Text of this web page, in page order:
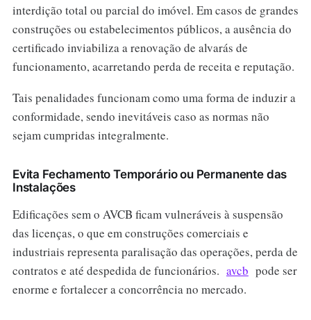
interdição total ou parcial do imóvel. Em casos de grandes
construções ou estabelecimentos públicos, a ausência do
certificado inviabiliza a renovação de alvarás de
funcionamento, acarretando perda de receita e reputação.
Tais penalidades funcionam como uma forma de induzir a
conformidade, sendo inevitáveis caso as normas não
sejam cumpridas integralmente.
Evita Fechamento Temporário ou Permanente das
Instalações
Edificações sem o AVCB ficam vulneráveis à suspensão
das licenças, o que em construções comerciais e
industriais representa paralisação das operações, perda de
contratos e até despedida de funcionários. avcb pode ser
enorme e fortalecer a concorrência no mercado.